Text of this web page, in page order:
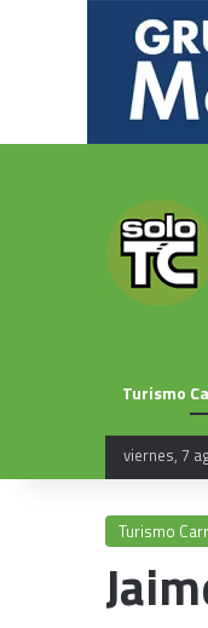
Turismo
viernes, 7
Turismo